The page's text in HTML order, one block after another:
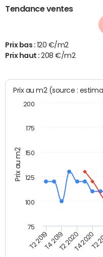
Tendance ventes
Prix bas : 120 €/m2
Prix haut :208 €/m2
Prix au m2
Prix au m2 (source :
T2 2019T4 2019T2 2020T4 2020
T2
75
100
125
150
175
200